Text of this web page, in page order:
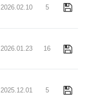
2026.02.10 5
2026.01.23 16
2025.12.01 5